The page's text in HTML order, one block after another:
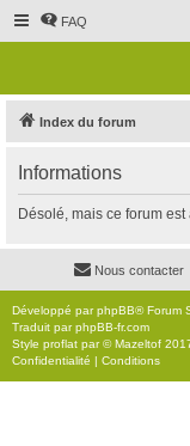
FAQ
Index du forum
Informations
Désolé, mais ce forum
Nous contacter
Développé parphpBB® Forum
Traduit parphpBB-fr.com
Style proflat par ©Mazeltof
Confidentialité | Conditions